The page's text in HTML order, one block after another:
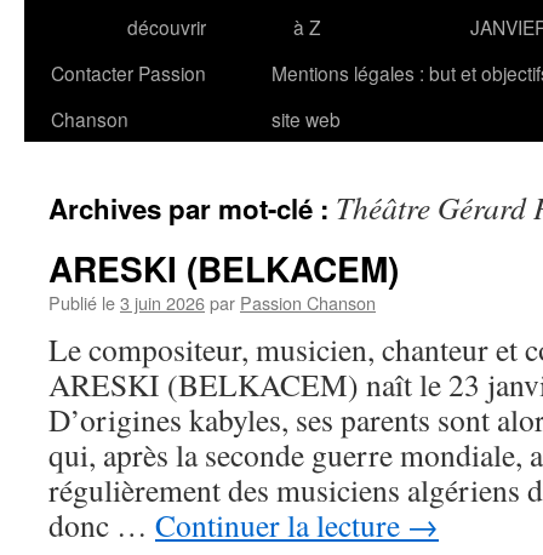
découvrir
à Z
Contacter Passion
Chanson
Mentions légales : but et
site web
Archives par mot-clé : Théâtre Gérard
ARESKI (BELKACEM)
Publié le3 juin 2026par Passion Chanson
Le compositeur, musicien, chanteur et
ARESKI (BELKACEM) naît le 23
D’origines kabyles, ses parents sont
qui, après la seconde guerre mondiale,
régulièrement des musiciens algériens
donc … Continuer la lecture →